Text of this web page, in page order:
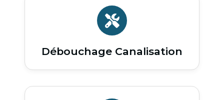
Débouchage Canalisation